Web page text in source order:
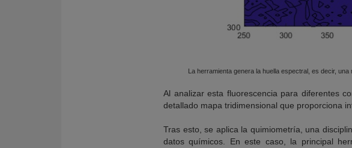
La herramienta genera la huella espectral, es decir,
Al analizar esta fluorescencia para diferentes
detallado mapa tridimensional que proporciona
Tras esto, se aplica la quimiometría, una
datos químicos. En este caso, la principal